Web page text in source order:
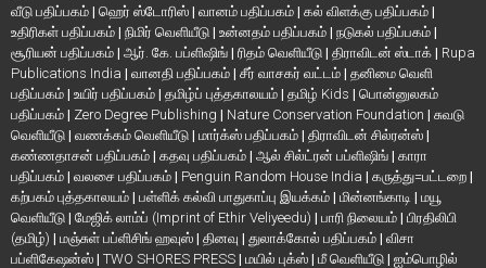
வீடு பதிப்பகம் | ஹெர் ஸ்டோரிஸ் | வானம் பதிப்பகம் | கல் விளக்கு பதிப்பகம் |
உதிரிகள் பதிப்பகம் | நிமிர் வெளியீடு | உன்னதம் பதிப்பகம் | நடுகல் பதிப்பகம் |
சூரியன் பதிப்பகம் | ஆர். கே. பப்ளிஷிங் | ரிதம் வெளியீடு | திராவிடன் ஸ்டாக் | Rupa
Publications India | வானதி பதிப்பகம் | சீர் வாசகர் வட்டம் | தனிமை வெளி
பதிப்பகம் | உயிர் பதிப்பகம் | தமிழ்ப் புத்தகாலயம் | தமிழ் Kids | பொன்னுலகம்
பதிப்பகம் | Zero Degree Publishing | Nature Conservation Foundation | சுவடு
வெளியீடு | வணக்கம் வெளியீடு | மார்க்ஸ் பதிப்பகம் | திராவிடன் சில்ரன்ஸ் |
கண்ணதாசன் பதிப்பகம் | கதவு பதிப்பகம் | ஆல் சில்ட்ரன் பப்ளிஷிங் | காரா
பதிப்பகம் | வலசை பதிப்பகம் | Penguin Random House India | கருத்து=பட்டறை |
கற்பகம் புத்தகாலயம் | பள்ளிக் கல்வி பாதுகாப்பு இயக்கம் | மின்னங்காடி | மயூ
வெளியீடு | மேஜிக் லாம்ப் (Imprint of Ethir Veliyeedu) | பாரி நிலையம் | பிரதிலிபி
(தமிழ்) | மஞ்சுள் பப்ளிசிங் ஹவுஸ் | தினவு | துலாக்கோல் பதிப்பகம் | விசா
பப்ளிகேஷன்ஸ் | TWO SHORES PRESS | மயில் புக்ஸ் | மீ வெளியீடு | ஐம்பொழில்